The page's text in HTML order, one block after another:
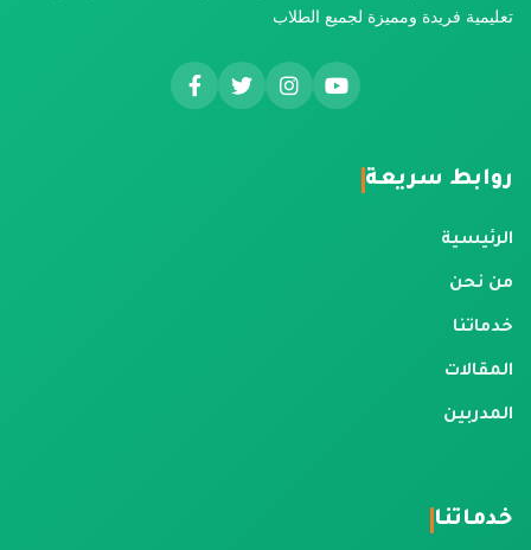
تعليمية فريدة ومميزة لجميع الطلاب
روابط سريعة
الرئيسية
من نحن
خدماتنا
المقالات
المدربين
خدماتنا